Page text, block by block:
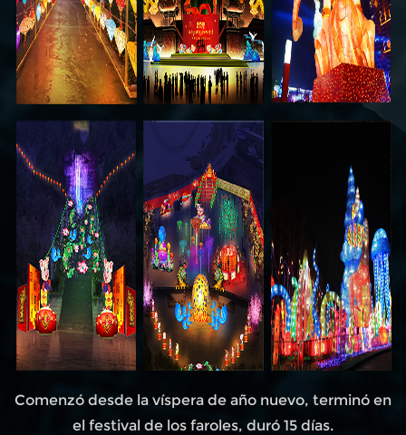
Comenzó desde la víspera de año nuevo, terminó en
el festival de los faroles, duró 15 días.